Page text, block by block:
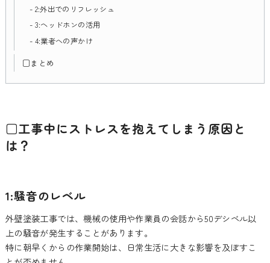
2:外出でのリフレッシュ
3:ヘッドホンの活用
4:業者への声かけ
□まとめ
□工事中にストレスを抱えてしまう原因と
は？
1:騒音のレベル
外壁塗装工事では、機械の使用や作業員の会話から50デシベル以
上の騒音が発生することがあります。
特に朝早くからの作業開始は、日常生活に大きな影響を及ぼすこ